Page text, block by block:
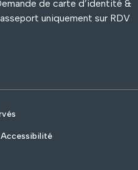
de carte d’identité &
uniquement sur RDV